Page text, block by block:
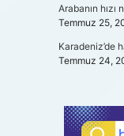
Arabanın hızı
Temmuz 25,
Karadeniz’de
Temmuz 24,